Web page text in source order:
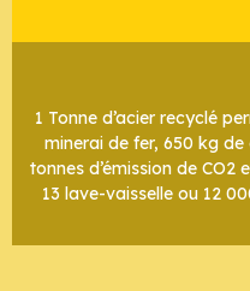
1 Tonne d’acier recyclé
minerai de fer, 650 kg
tonnes d’émission de
13 lave-vaisselle ou 12